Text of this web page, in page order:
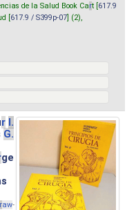
de la Salud Book Cart [ 617.9
[ 617.9 / S399p-07 ] (2),
r I.
G.
ge
raw-